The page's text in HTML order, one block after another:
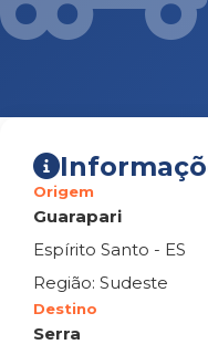
Origem
Guarapari
Espírito Santo - ES
Região: Sudeste
Destino
Serra